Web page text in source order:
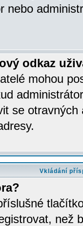
nebo
odkaz
mohou
se
Vkládání
než